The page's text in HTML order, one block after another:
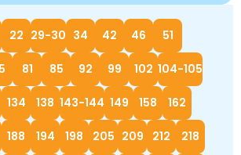
22 29-30 34 42 46 51
81 85 92 99 102 104-105
134 138 143-144 149 158 162
188 194 198 205 209 212 218